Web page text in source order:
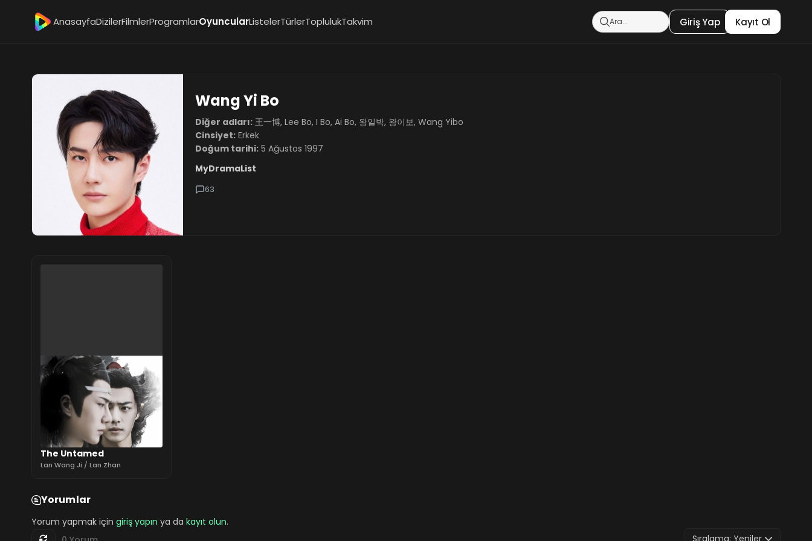
AnasayfaDizilerFilmlerProgramlarOyuncularListelerTürlerToplulukTakvim Giriş Yap Kayıt Ol
Wang Yi Bo
Diğer adları: 王一博, Lee Bo, I Bo, Ai Bo, 왕일박, 왕이보, Wang Yibo
Cinsiyet: Erkek
Doğum tarihi: 5 Ağustos 1997
MyDramaList
63
The Untamed
Lan Wang Ji / Lan Zhan
Yorumlar
Yorum yapmak için giriş yapın ya da kayıt olun.
Sıralama: Yeniler